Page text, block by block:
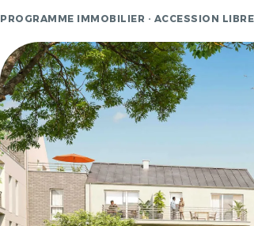
PROGRAMME IMMOBILIER · ACCESSION LIBRE